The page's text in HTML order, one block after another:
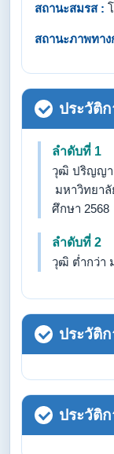
สถานะสมรส :
สถานะภาพทาง
ประวัติ
ลำดับที่ 1
วุฒิ ปริญญา
มหาวิทยา
ศึกษา 2568
ลำดับที่ 2
วุฒิ ต่ำกว่า
ประวัติ
ประวัติ